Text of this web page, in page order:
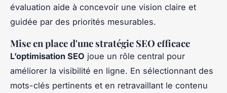
évaluation aide à concevoir une vision claire et
guidée par des priorités mesurables.
Mise en place d'une stratégie SEO efficace
L’optimisation SEO joue un rôle central pour
améliorer la visibilité en ligne. En sélectionnant des
mots-clés pertinents et en retravaillant le contenu